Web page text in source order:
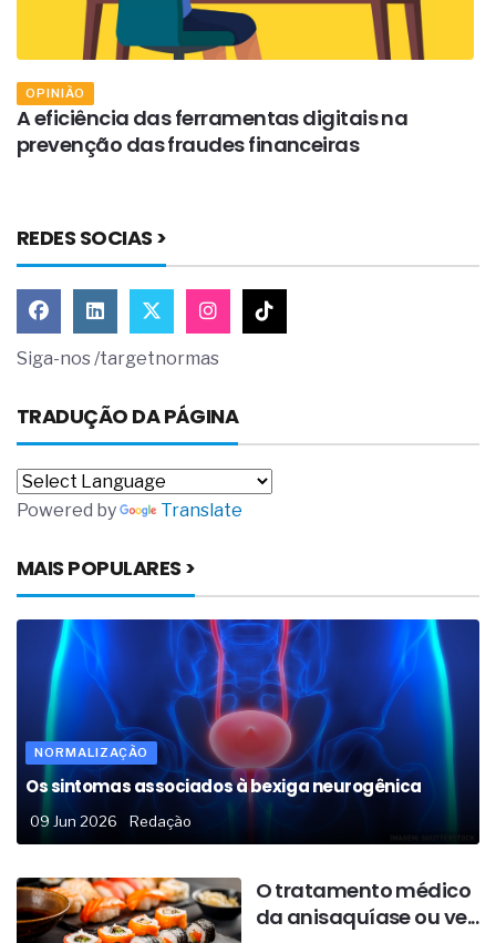
OPINIÃO
A eficiência das ferramentas digitais na
prevenção das fraudes financeiras
REDES SOCIAS >
Siga-nos /targetnormas
TRADUÇÃO DA PÁGINA
Powered by Translate
MAIS POPULARES >
NORMALIZAÇÃO
Os sintomas associados à bexiga neurogênica
09 Jun 2026 Redação
O tratamento médico
da anisaquíase ou ve...